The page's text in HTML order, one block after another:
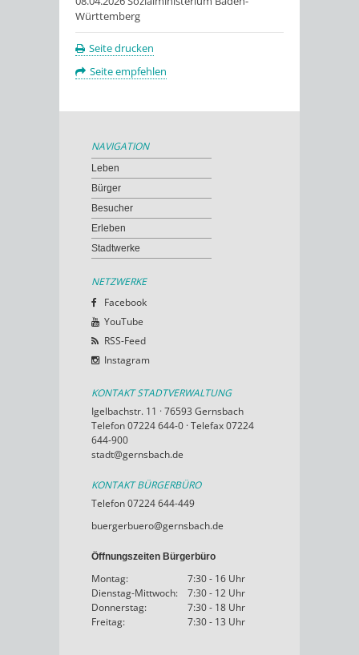
Württemberg
Seite drucken
Seite empfehlen
NAVIGATION
Leben
Bürger
Besucher
Erleben
Stadtwerke
NETZWERKE
Facebook
YouTube
RSS-Feed
Instagram
KONTAKT STADTVERWALTUNG
Igelbachstr. 11 · 76593 Gernsbach
Telefon 07224 644-0 · Telefax 07224
644-900
stadt@gernsbach.de
KONTAKT BÜRGERBÜRO
Telefon 07224 644-449
buergerbuero@gernsbach.de
Öffnungszeiten Bürgerbüro
Montag:
7:30 - 16 Uhr
Dienstag-Mittwoch:
7:30 - 12 Uhr
Donnerstag:
7:30 - 18 Uhr
Freitag:
7:30 - 13 Uhr